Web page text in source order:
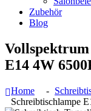
Zubehör
Blog
E14 4W
Home
Schreibtischlampe